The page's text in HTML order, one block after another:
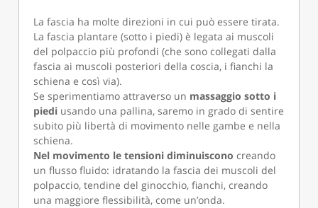
La fascia ha molte direzioni in cui può essere tirata.
La fascia plantare (sotto i piedi) è legata ai muscoli
del polpaccio più profondi (che sono collegati dalla
fascia ai muscoli posteriori della coscia, i fianchi la
schiena e così via).
Se sperimentiamo attraverso un massaggio sotto i
piedi usando una pallina, saremo in grado di sentire
subito più libertà di movimento nelle gambe e nella
schiena.
Nel movimento le tensioni diminuiscono creando
un flusso fluido: idratando la fascia dei muscoli del
polpaccio, tendine del ginocchio, fianchi, creando
una maggiore flessibilità, come un’onda.